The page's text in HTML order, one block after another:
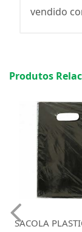
vendido
Produtos
SACOLA